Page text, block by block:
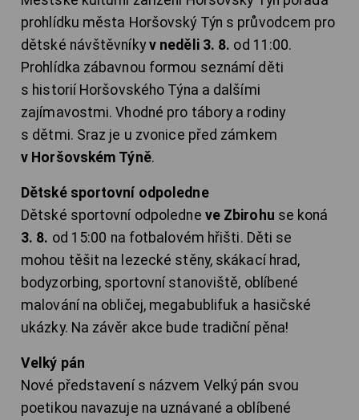
prohlídku města Horšovský Týn s průvodcem pro
dětské návštěvníkyv neděli 3. 8. od 11:00.
Prohlídka zábavnou formou seznámí děti
s historií Horšovského Týna a dalšími
zajímavostmi. Vhodné pro tábory a rodiny
s dětmi. Sraz je u zvonice před zámkem
v Horšovském Týně.
Dětské sportovní odpoledne
Dětské sportovní odpoledne ve Zbirohu se koná
3. 8. od 15:00 na fotbalovém hřišti. Děti se
mohou těšit na lezecké stěny, skákací hrad,
bodyzorbing, sportovní stanoviště, oblíbené
malování na obličej, megabublifuk a hasičské
ukázky. Na závěr akce bude tradiční pěna!
Velký pán
Nové představení s názvem Velký pán svou
poetikou navazuje na uznávané a oblíbené